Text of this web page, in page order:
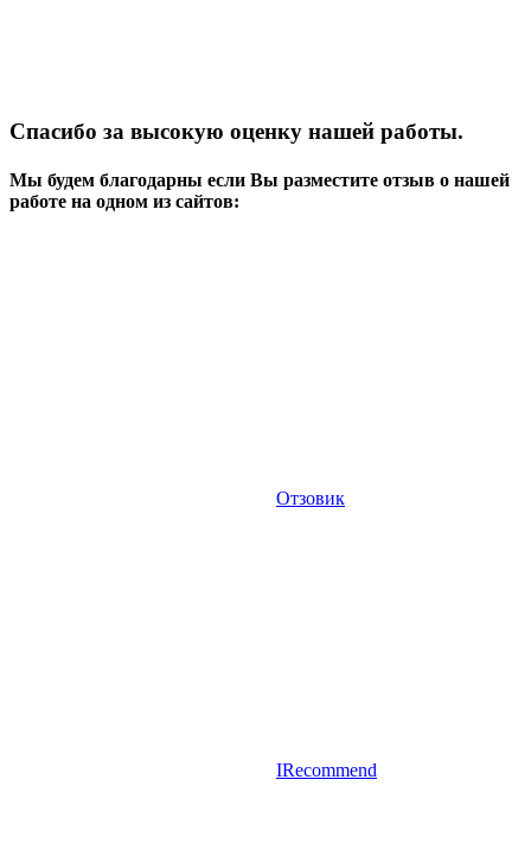
Спасибо за высокую оценку нашей работы.
Мы будем благодарны если Вы разместите отзыв о нашей
работе на одном из сайтов:
Отзовик
IRecommend